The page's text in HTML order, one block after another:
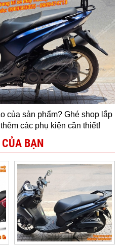
của sản phẩm? Ghé shop lắp
các phụ kiện cần thiết!
CỦA BẠN